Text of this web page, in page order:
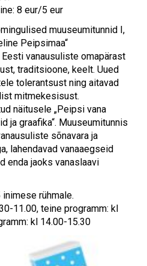
8 eur/5 eur
muuseumitunnid I,
Peipsimaa“
vanausuliste omapärast
traditsioone, keelt. Uued
tolerantsust ning aitavad
mitmekesisust.
näitusele „Peipsi vana
ja graafika“. Muuseumitunnis
sõnavara ja
lahendavad vanaaegseid
enda jaoks vanaslaavi
rühmale.
11.00, teine programm: kl
kl 14.00-15.30